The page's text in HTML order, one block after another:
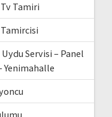
Tamiri
Servisi – Panel
Yenimahalle